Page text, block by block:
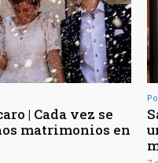
| Cada vez se
matrimonios en